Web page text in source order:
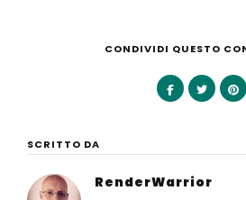
CONDIVIDI QUESTO
SCRITTO DA
RenderWarrior